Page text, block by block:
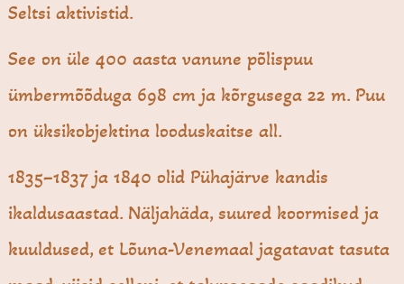
Seltsi aktivistid.
See on üle 400 aasta vanune põlispuu
ümbermõõduga 698 cm ja kõrgusega 22 m. Puu
on üksikobjektina looduskaitse all.
1835–1837 ja 1840 olid Pühajärve kandis
ikaldusaastad. Näljahäda, suured koormised ja
kuuldused, et Lõuna-Venemaal jagatavat tasuta